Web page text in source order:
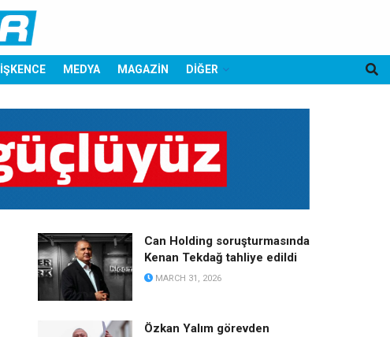
İŞKENCE MEDYA MAGAZİN DİĞER
Can Holding soruşturmasında
Kenan Tekdağ tahliye edildi
MARCH 31, 2026
Özkan Yalım görevden